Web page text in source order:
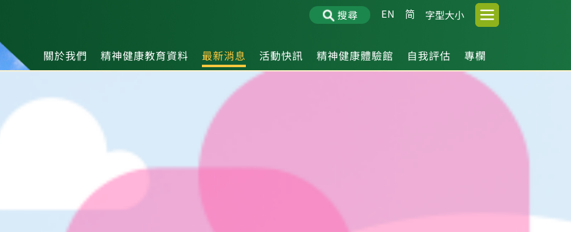
搜尋 EN 简 字型大小
關於我們 精神健康教育資料 最新消息 活動快訊 精神健康體驗館 自我評估 專欄